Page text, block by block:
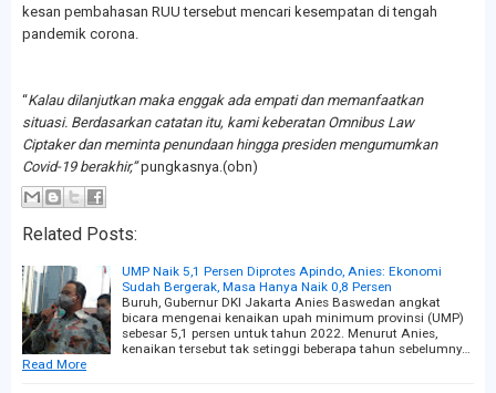
kesan pembahasan RUU tersebut mencari kesempatan di tengah
pandemik corona.
“Kalau dilanjutkan maka enggak ada empati dan memanfaatkan
situasi. Berdasarkan catatan itu, kami keberatan Omnibus Law
Ciptaker dan meminta penundaan hingga presiden mengumumkan
Covid-19 berakhir,”pungkasnya.(obn)
Related Posts:
UMP Naik 5,1 Persen Diprotes Apindo, Anies: Ekonomi
Sudah Bergerak, Masa Hanya Naik 0,8 Persen
Buruh, Gubernur DKI Jakarta Anies Baswedan angkat
bicara mengenai kenaikan upah minimum provinsi (UMP)
sebesar 5,1 persen untuk tahun 2022. Menurut Anies,
kenaikan tersebut tak setinggi beberapa tahun sebelumny…
Read More